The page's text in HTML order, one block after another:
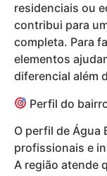
residenciais ou
contribui para
completa. Para
elementos
diferencial além
Perfil do
O perfil de Água
profissionais e
A região atende